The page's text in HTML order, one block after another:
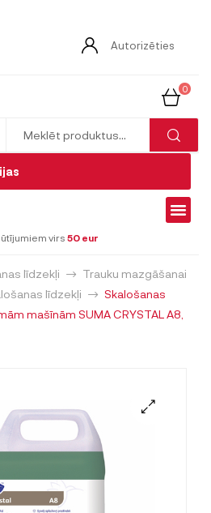
Autorizēties
0
virs 50 eur
līdzekļi
Trauku mazgāšanai
līdzekļi
Skalošanas
mašīnām SUMA CRYSTAL A8,